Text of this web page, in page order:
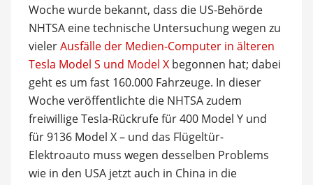
Woche wurde bekannt, dass die US-Behörde
NHTSA eine technische Untersuchung wegen zu
vielerAusfälle der Medien-Computer in älteren
Tesla Model S und Model Xbegonnen hat; dabei
geht es um fast 160.000 Fahrzeuge. In dieser
Woche veröffentlichte die NHTSA zudem
freiwillige Tesla-Rückrufe für 400 Model Y und
für 9136 Model X – und das Flügeltür-
Elektroauto muss wegen desselben Problems
wie in den USA jetzt auch in China in die